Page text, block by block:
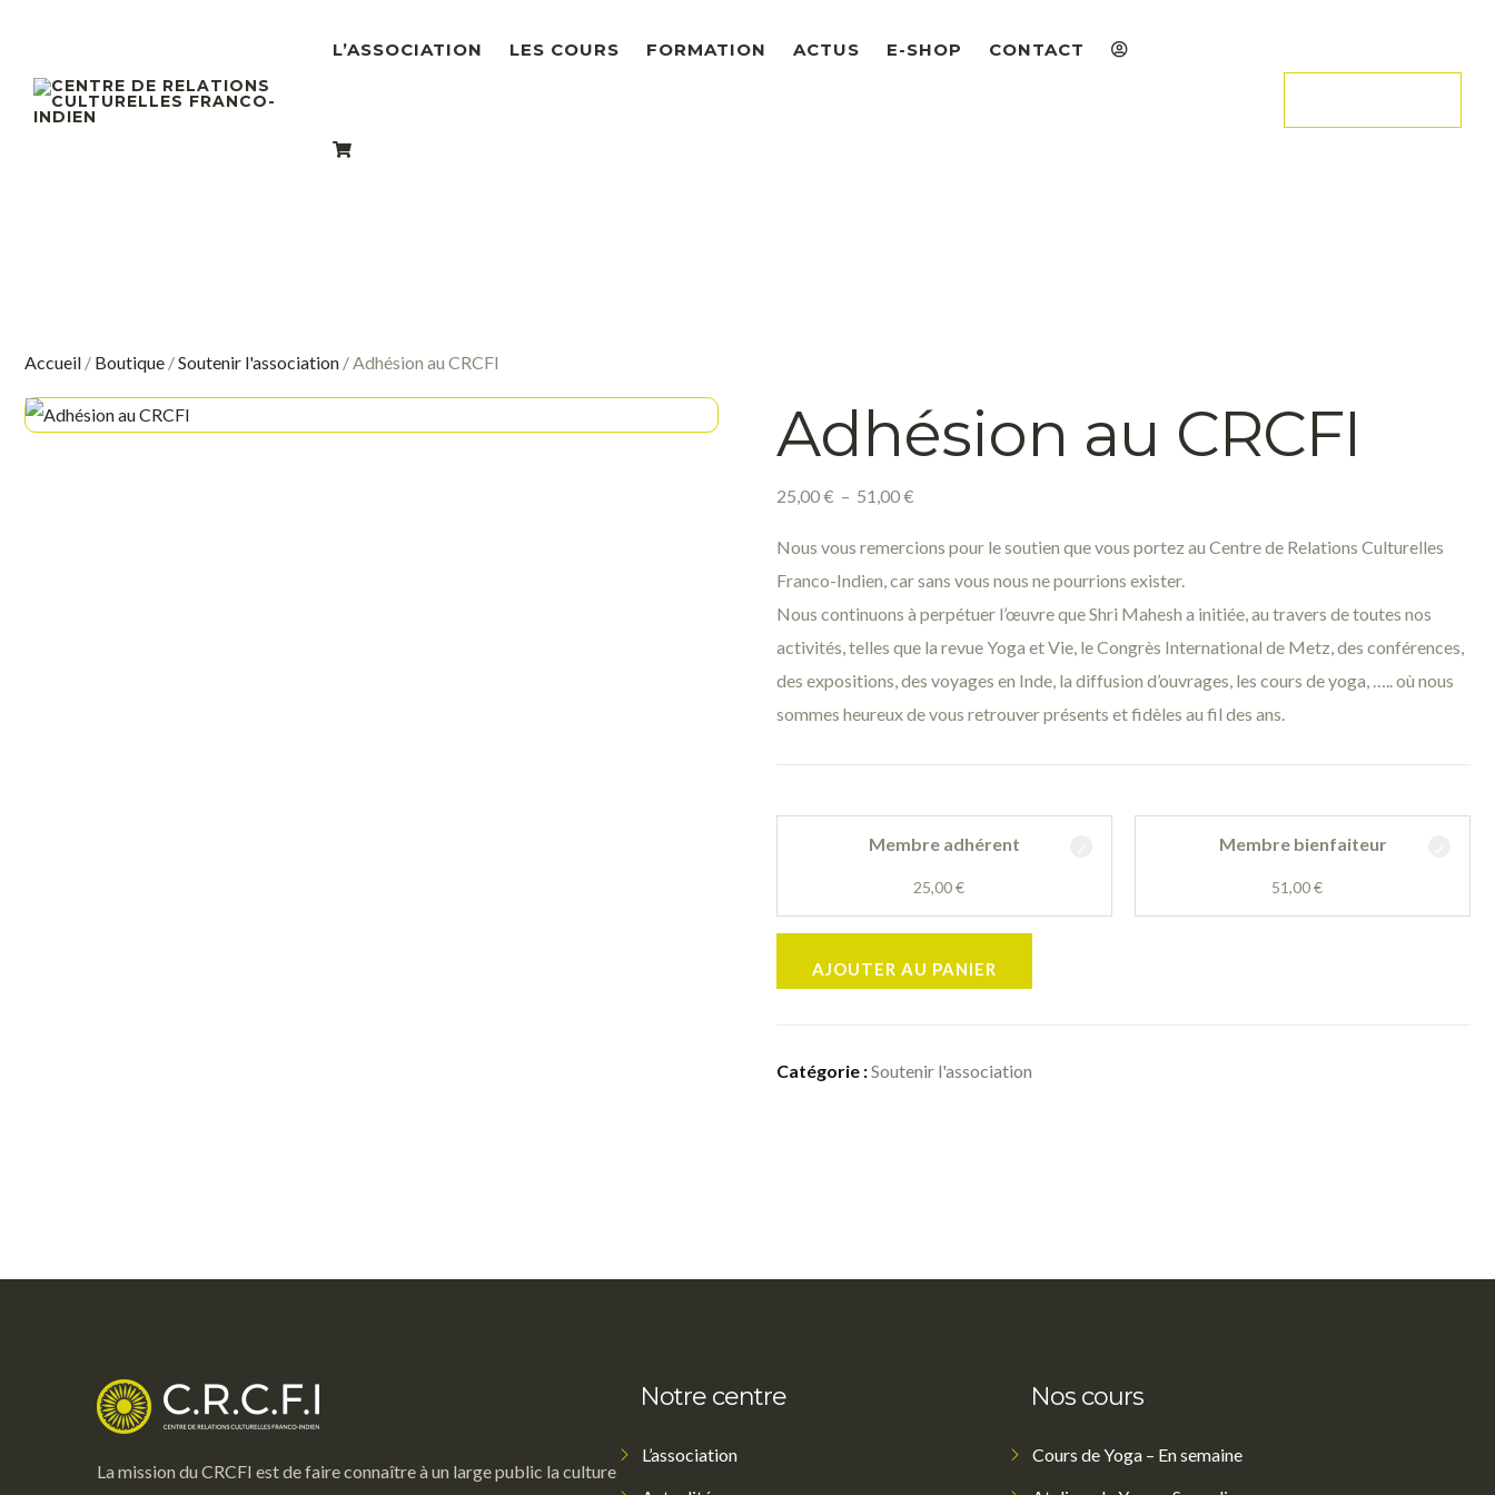
L’ASSOCIATION LES COURS FORMATION ACTUS E-SHOP CONTACT
Accueil / Boutique /Soutenir l'association / Adhésion au CRCFI
Adhésion au CRCFI
25,00€ – 51,00€
Nous vous remercions pour le soutien que vous portez au Centre de Relations Culturelles
Franco-Indien, car sans vous nous ne pourrions exister.
Nous continuons à perpétuer l’œuvre que Shri Mahesh a initiée, au travers de toutes nos
activités, telles que la revue Yoga et Vie, le Congrès International de Metz, des conférences,
des expositions, des voyages en Inde, la diffusion d’ouvrages, les cours de yoga, ….. où nous
sommes heureux de vous retrouver présents et fidèles au fil des ans.
Membre adhérent
25,00€
Membre bienfaiteur
51,00€
AJOUTER AU PANIER
Catégorie :Soutenir l'association
La mission du CRCFI est de faire connaître à un large public la culture
Notre centre
L’association
Nos cours
Cours de Yoga – En semaine